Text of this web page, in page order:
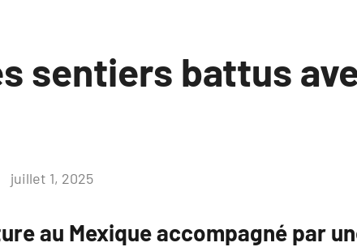
sentiers battus
juillet 1, 2025
au Mexique accompagné par